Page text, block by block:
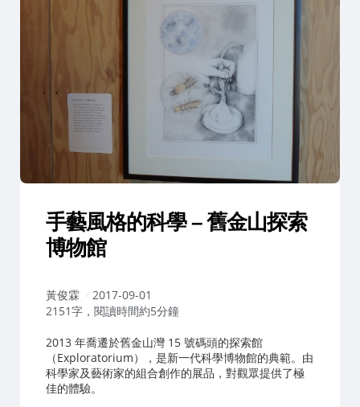
手藝風格的科學 – 舊金山探索
博物館
作
者：
黃俊霖
2017-09-01
2151字，閱讀時間約5分鐘
2013 年喬遷於舊金山灣 15 號碼頭的探索館
（Exploratorium），是新一代科學博物館的典範。由
科學家及藝術家的組合創作的展品，對觀眾提供了極
佳的體驗。